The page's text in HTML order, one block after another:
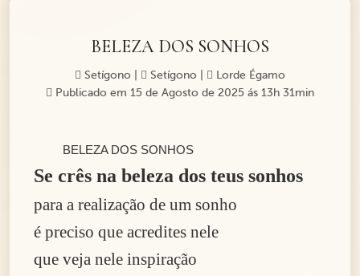
BELEZA DOS SONHOS
Setígono Setígono
Lorde Égamo
Publicado em 15 de Agosto de 2025 ás 13h 31min
BELEZA DOS SONHOS
Se crês na beleza dos teus sonhos
para a realização de um sonho
é preciso que acredites nele
que veja nele inspiração